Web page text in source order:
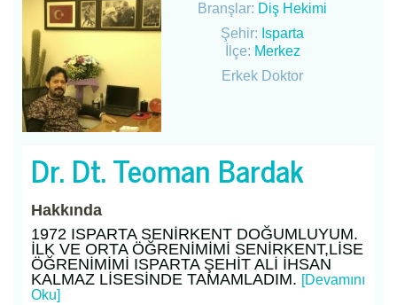
Branşlar: Diş Hekimi
Şehir: Isparta
İlçe: Merkez
Erkek Doktor
Dr. Dt. Teoman Bardak
Hakkında
1972 ISPARTA SENİRKENT DOĞUMLUYUM.
İLK VE ORTA ÖĞRENİMİMİ SENİRKENT,LİSE
ÖĞRENİMİMİ ISPARTA ŞEHİT ALİ İHSAN
KALMAZ LİSESİNDE TAMAMLADIM. [Devamını
Oku]